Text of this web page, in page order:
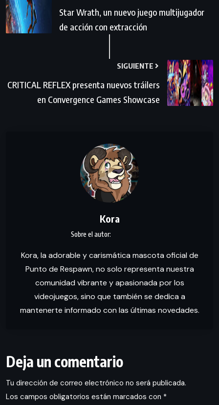
Star Wrath, un nuevo juego multijugador
de acción con extracción
SIGUIENTE
CRITICAL REFLEX presenta nuevos tráilers
en Convergence Games Showcase
Kora
Kora, la adorable y carismática mascota oficial de
Punto de Respawn, no solo representa nuestra
comunidad vibrante y apasionada por los
videojuegos, sino que también se dedica a
mantenerte informado con las últimas novedades.
Deja un comentario
Tu dirección de correo electrónico no será publicada.
Los campos obligatorios están marcados con *